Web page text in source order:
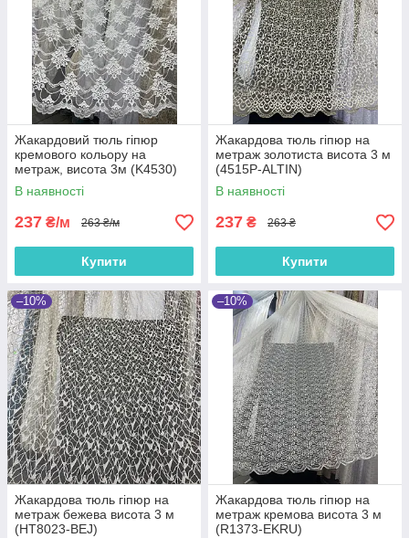
Жакардовий тюль гіпюр
кремового кольору на
метраж, висота 3м (K4530)
В наявності
237 ₴/м 263 ₴/м
Купити
Жакардова тюль гіпюр на
метраж золотиста висота 3 м
(4515P-ALTIN)
В наявності
237 ₴ 263 ₴
Купити
–10%
Жакардова тюль гіпюр на
метраж бежева висота 3 м
(HT8023-BEJ)
–10%
Жакардова тюль гіпюр на
метраж кремова висота 3 м
(R1373-EKRU)